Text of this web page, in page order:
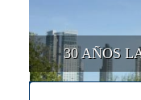
30 AÑOS